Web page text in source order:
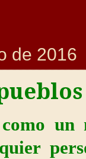
de 2016
un